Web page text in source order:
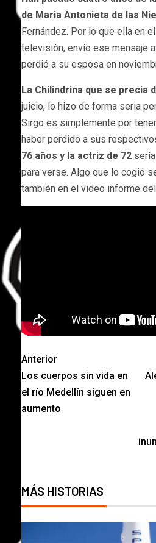
de Maria Antonieta de las
Fernández. Por lo que ella en
televisión, envío ese mensaje
perdió a su esposa en
La Chilindrina que se precia
juicio, lo hizo de forma seria
Sirgo es simplemente por
haber perdido a sus
76 años y la actriz de 72
para verse. Algo que lo cogió
también en el video informe
Anterior
Los cuerpos sin vida en
el río Medellín siguen en
aumento
MÁS HISTORIAS